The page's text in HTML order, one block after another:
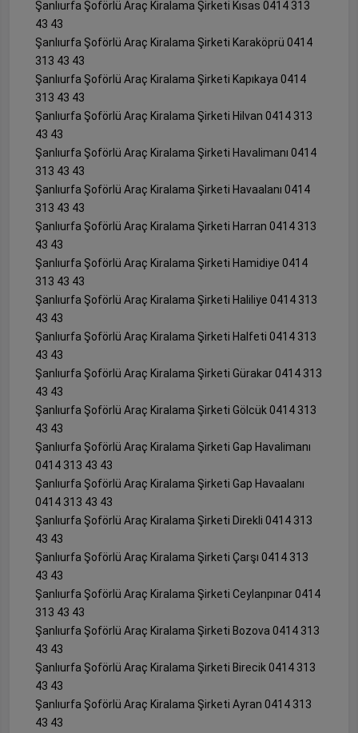
Şanlıurfa Şoförlü Araç Kiralama Şirketi Kısas 0414 313
43 43
Şanlıurfa Şoförlü Araç Kiralama Şirketi Karaköprü 0414
313 43 43
Şanlıurfa Şoförlü Araç Kiralama Şirketi Kapıkaya 0414
313 43 43
Şanlıurfa Şoförlü Araç Kiralama Şirketi Hilvan 0414 313
43 43
Şanlıurfa Şoförlü Araç Kiralama Şirketi Havalimanı 0414
313 43 43
Şanlıurfa Şoförlü Araç Kiralama Şirketi Havaalanı 0414
313 43 43
Şanlıurfa Şoförlü Araç Kiralama Şirketi Harran 0414 313
43 43
Şanlıurfa Şoförlü Araç Kiralama Şirketi Hamidiye 0414
313 43 43
Şanlıurfa Şoförlü Araç Kiralama Şirketi Haliliye 0414 313
43 43
Şanlıurfa Şoförlü Araç Kiralama Şirketi Halfeti 0414 313
43 43
Şanlıurfa Şoförlü Araç Kiralama Şirketi Gürakar 0414 313
43 43
Şanlıurfa Şoförlü Araç Kiralama Şirketi Gölcük 0414 313
43 43
Şanlıurfa Şoförlü Araç Kiralama Şirketi Gap Havalimanı
0414 313 43 43
Şanlıurfa Şoförlü Araç Kiralama Şirketi Gap Havaalanı
0414 313 43 43
Şanlıurfa Şoförlü Araç Kiralama Şirketi Direkli 0414 313
43 43
Şanlıurfa Şoförlü Araç Kiralama Şirketi Çarşı 0414 313
43 43
Şanlıurfa Şoförlü Araç Kiralama Şirketi Ceylanpınar 0414
313 43 43
Şanlıurfa Şoförlü Araç Kiralama Şirketi Bozova 0414 313
43 43
Şanlıurfa Şoförlü Araç Kiralama Şirketi Birecik 0414 313
43 43
Şanlıurfa Şoförlü Araç Kiralama Şirketi Ayran 0414 313
43 43